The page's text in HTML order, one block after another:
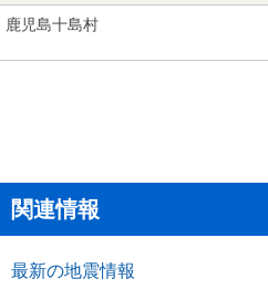
鹿児島十島村
関連情報
最新の地震情報